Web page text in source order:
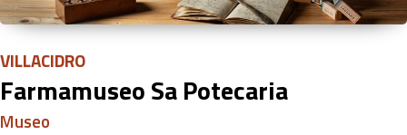
VILLACIDRO
Farmamuseo Sa Potecaria
Museo